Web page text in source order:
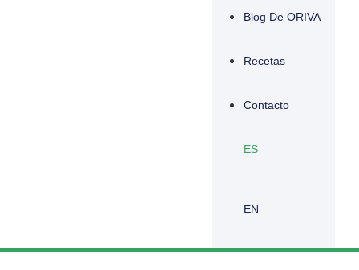
Blog De ORIVA
Recetas
Contacto
ES
EN